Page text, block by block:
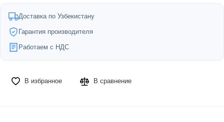
Доставка по Узбекистану
Гарантия производителя
Работаем с НДС
В избранное В сравнение